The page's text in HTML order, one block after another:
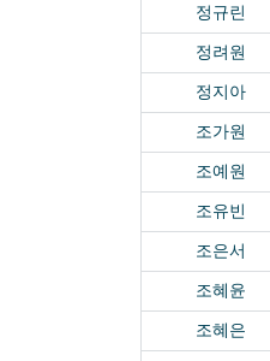
정규린
정려원
정지아
조가원
조예원
조유빈
조은서
조혜윤
조혜은